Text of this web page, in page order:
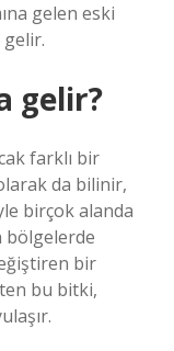
gelen eski
gelir.
gelir?
farklı bir
da bilinir,
birçok alanda
bölgelerde
bir
bu bitki,